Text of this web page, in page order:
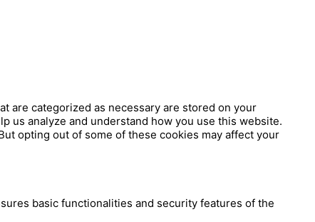
are categorized as necessary are stored on your
us analyze and understand how you use this website.
opting out of some of these cookies may affect your
basic functionalities and security features of the